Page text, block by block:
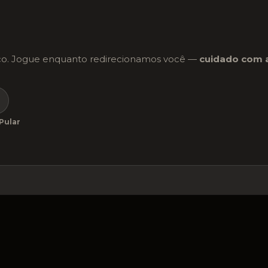
Jogue enquanto redirecionamos você — cuidado com